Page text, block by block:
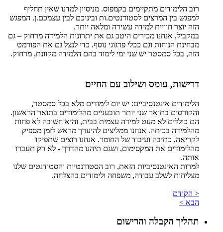
רוב הלימודים מתקיימים בקמפוס. מניסיון למדנו שאין תחליף
למפגש בין המרצים לסטודנטים.ות וביניכם לבין עצמכם.ן. המפגש
הזה יוצר חוויית למידה עשירה ומלאה יותר.
במקביל, אנחנו מכירים היטב גם את יתרונות הלמידה מרחוק – גם
מבחינת הנוחות וגם ככלי פדגוגי נוסף. כדי לנצל גם את הפורמט
הזה, בכל סמסטר יש שני ימי לימוד בהם הלמידה מקוונת, מרחוק.
דרישות, עומס ושילוב עם החיים
הלימודים אינטנסיביים: יש יום לימודים מלא בכל סמסטר,
והקורסים בתואר שני יותר תובעניים מהלימודים בתואר הראשון.
הם כוללים לא מעט למידה עצמית בבית, והיא חשובה לא פחות
מהלמידה בכיתה. אנחנו ממליצים להיערך מראש לזמן מספיק
לקריאה, כתיבה ועיבוד של החומר. אנחנו רוצים שתפיקו
מהלימודים את המקסימום, ושגם תיהנו מהדרך - לא רק תעברו
אותה.
למרות האינטנסיביות הזאת, רוב הסטודנטיות והסטודנטים שלנו
מצליחות לשלב עבודה, משפחה ולימודים בהצלחה.
< הקודם
הבא >
תהליך הקבלה והרישום